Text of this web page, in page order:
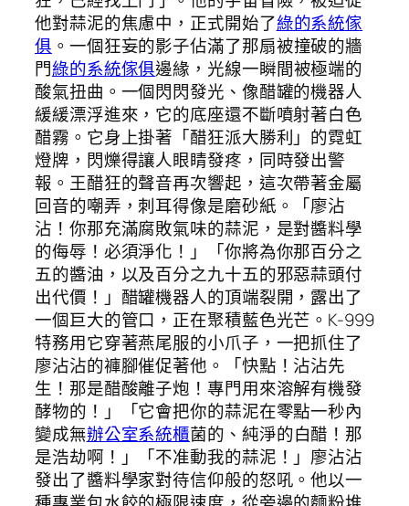
他對蒜泥的焦慮中，正式開始了綠的系統傢
俱 。一個狂妄的影子佔滿了那扇被撞破的牆
門綠的系統傢俱邊緣，光線一瞬間被極端的
酸氣扭曲。一個閃閃發光、像醋罐的機器人
緩緩漂浮進來，它的底座還不斷噴射著白色
醋霧。它身上掛著「醋狂派大勝利」的霓虹
燈牌，閃爍得讓人眼睛發疼，同時發出警
報。王醋狂的聲音再次響起，這次帶著金屬
回音的嘲弄，刺耳得像是磨砂紙。「廖沾
沾！你那充滿腐敗氣味的蒜泥，是對醬料學
的侮辱！必須淨化！」「你將為你那百分之
五的醬油，以及百分之九十五的邪惡蒜頭付
出代價！」醋罐機器人的頂端裂開，露出了
一個巨大的管口，正在聚積藍色光芒。K-999
特務用它穿著燕尾服的小爪子，一把抓住了
廖沾沾的褲腳催促著他。「快點！沾沾先
生！那是醋酸離子炮！專門用來溶解有機發
酵物的！」「它會把你的蒜泥在零點一秒內
變成無辦公室系統櫃菌的、純淨的白醋！那
是浩劫啊！」「不准動我的蒜泥！」廖沾沾
發出了醬料學家對待信仰般的怒吼。他以一